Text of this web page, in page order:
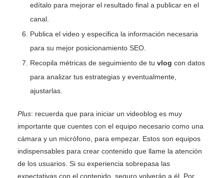
edítalo para mejorar el resultado final a publicar en el
canal.
Publica el video y especifica la información necesaria
para su mejor posicionamiento SEO.
Recopila métricas de seguimiento de tu vlog con datos
para analizar tus estrategias y eventualmente,
ajustarlas.
Plus: recuerda que para iniciar un videoblog es muy
importante que cuentes con el equipo necesario como una
cámara y un micrófono, para empezar. Estos son equipos
indispensables para crear contenido que llame la atención
de los usuarios. Si su experiencia sobrepasa las
expectativas con el contenido, seguro volverán a él. Por